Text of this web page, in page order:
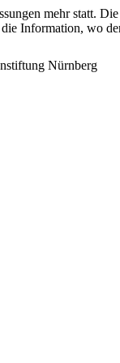
mehr statt.
Information, wo
Nürnberg